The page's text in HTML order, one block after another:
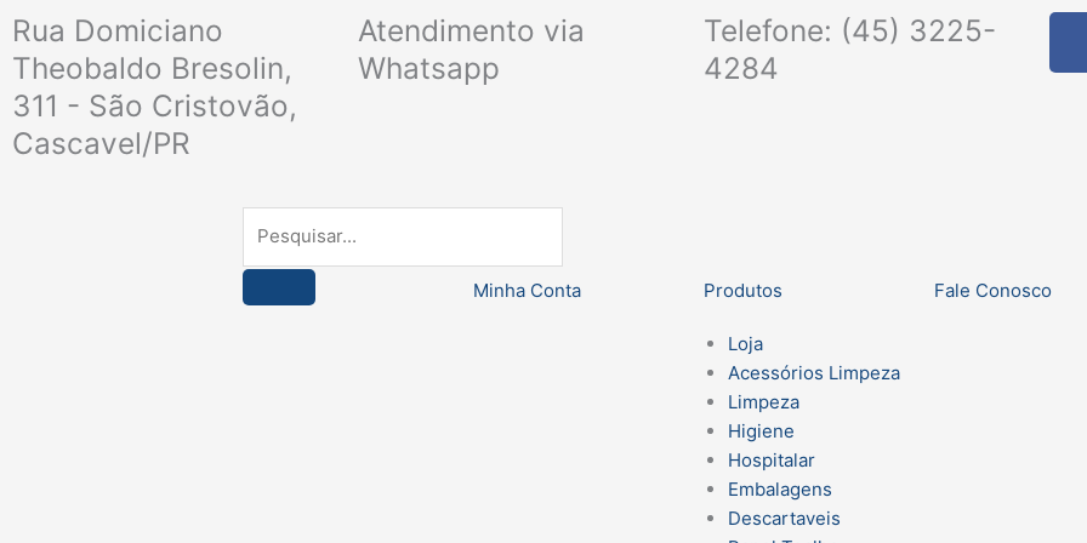
para
conteúdo
Rua Domiciano
Theobaldo Bresolin,
311 - São Cristovão,
Cascavel/PR
Atendimento via
Whatsapp
Telefone: (45) 3225-
4284
Minha Conta Produtos Fale Conosco
Loja
Acessórios Limpeza
Limpeza
Higiene
Hospitalar
Embalagens
Descartaveis